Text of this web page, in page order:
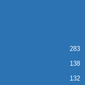
283
138
132